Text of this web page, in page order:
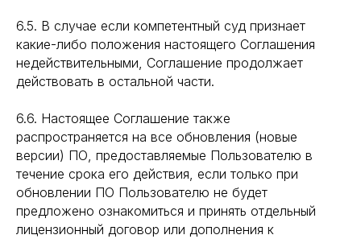
6.5. В случае если компетентный суд признает
какие-либо положения настоящего Соглашения
недействительными, Соглашение продолжает
действовать в остальной части.
6.6. Настоящее Соглашение также
распространяется на все обновления (новые
версии) ПО, предоставляемые Пользователю в
течение срока его действия, если только при
обновлении ПО Пользователю не будет
предложено ознакомиться и принять отдельный
лицензионный договор или дополнения к